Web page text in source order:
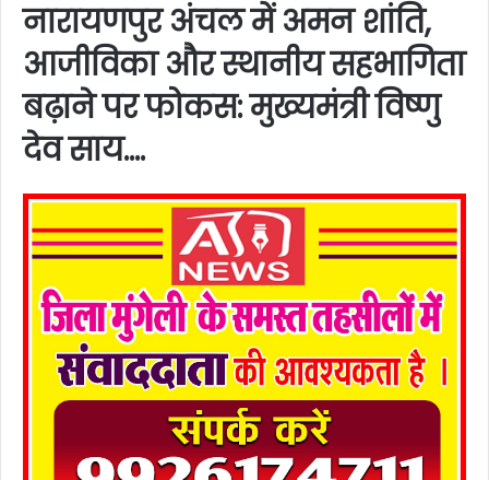
नारायणपुर अंचल में अमन शांति,
आजीविका और स्थानीय सहभागिता
बढ़ाने पर फोकस: मुख्यमंत्री विष्णु
देव साय….